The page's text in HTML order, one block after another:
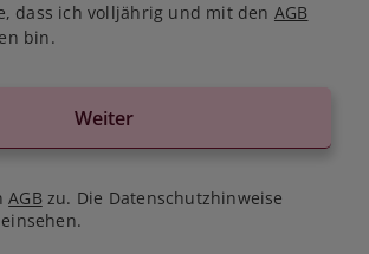
dass ich volljährig und mit den AGB
bin.
Weiter
AGB zu. Die Datenschutzhinweise